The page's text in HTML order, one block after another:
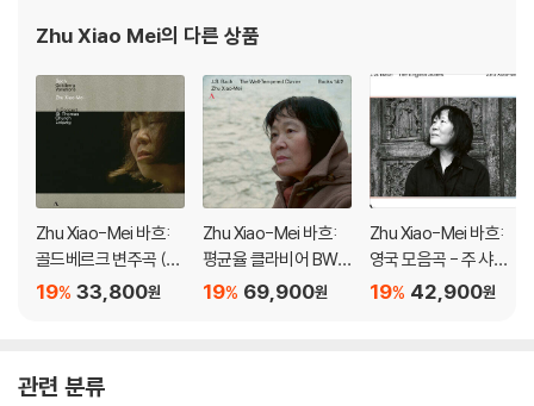
Zhu Xiao Mei의 다른 상품
Zhu Xiao-Mei 바흐:
골드베르크 변주곡 (B
ach: Goldberg Variat
33,800원
19%
Zhu Xiao-Mei 바흐:
평균율 클라비어 BWV
846-893 (Bach: Th
69,900원
19%
Zhu Xiao-Mei 바흐:
영국 모음곡 - 주 샤오
메이 (J. S. Bach: The
42,900원
19%
관련 분류